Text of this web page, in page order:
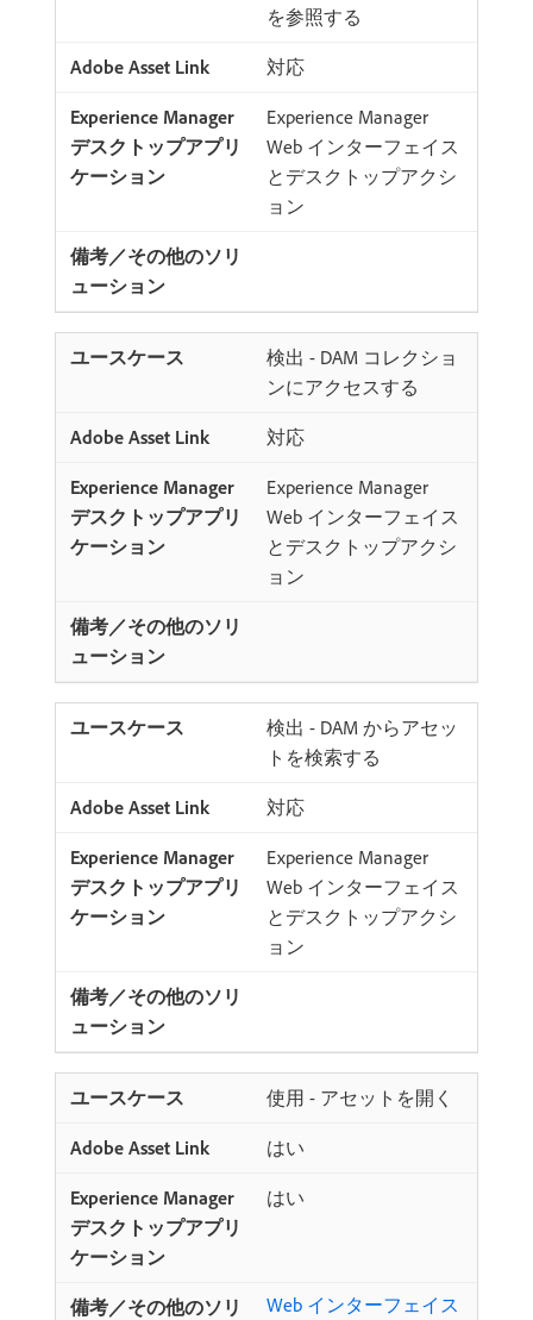
を参照する
対応
Experience Manager
Web インターフェイス
とデスクトップアクシ
ョン
検出 - DAM コレクショ
ンにアクセスする
対応
Experience Manager
Web インターフェイス
とデスクトップアクシ
ョン
検出 - DAM からアセッ
トを検索する
対応
Experience Manager
Web インターフェイス
とデスクトップアクシ
ョン
使用 - アセットを開く
はい
はい
Web インターフェイス